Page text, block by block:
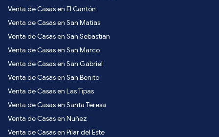
Venta de Casas en El Cantón
Venta de Casas en San Matias
Venta de Casas en San Sebastian
Venta de Casas en San Marco
Venta de Casas en San Gabriel
Venta de Casas en San Benito
Venta de Casas en Las Tipas
Venta de Casas en Santa Teresa
Venta de Casas en Nuñez
Venta de Casas en Pilar del Este